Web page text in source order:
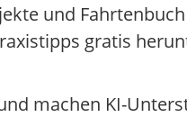
und
gratis
machen KI-